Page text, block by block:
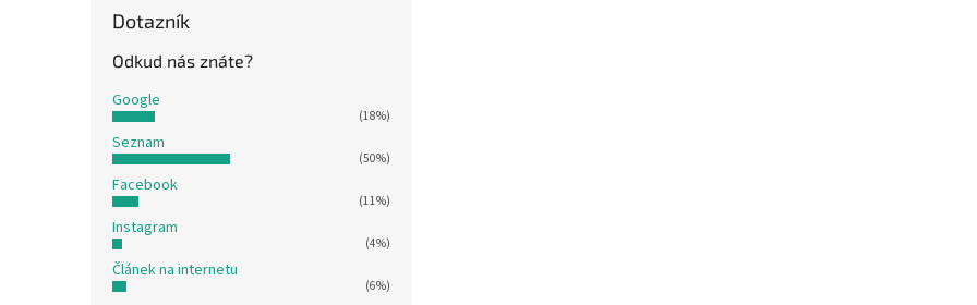
Dotazník
Odkud nás znáte?
Google
(18%)
Seznam
(50%)
Facebook
(11%)
Instagram
(4%)
Článek na internetu
(6%)